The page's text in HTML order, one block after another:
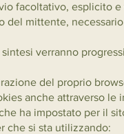
facoltativo, esplicito
del mittente,
verranno
del proprio
anche attraverso
ha impostato per il
che si sta utilizzando: